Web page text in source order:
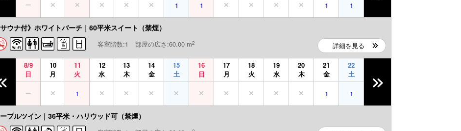
1 1 1 1
サウナ付》ホワイトバーチ｜60平米スイート（禁煙）
客室階数:1 部屋の広さ:60.00 m2 詳細を見る
8/9
日
10
月
11
火
12
水
13
木
14
金
15
土
16
日
17
月
18
火
19
水
20
木
21
金
22
土
1 1 1
プルツイン｜36平米・ハリウッド可（禁煙）